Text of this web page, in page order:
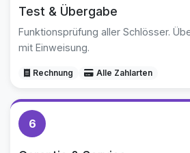
Test & Übergabe
Funktionsprüfung aller Schlösser.
mit Einweisung.
Rechnung Alle Zahlarten
6